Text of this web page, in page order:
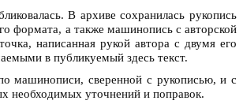
В архиве сохранилась рукопись
формата, а также машинопись с авторской
написанная рукой автора с двумя его
в публикуемый здесь текст.
машинописи, сверенной с рукописью, и с
необходимых уточнений и поправок.